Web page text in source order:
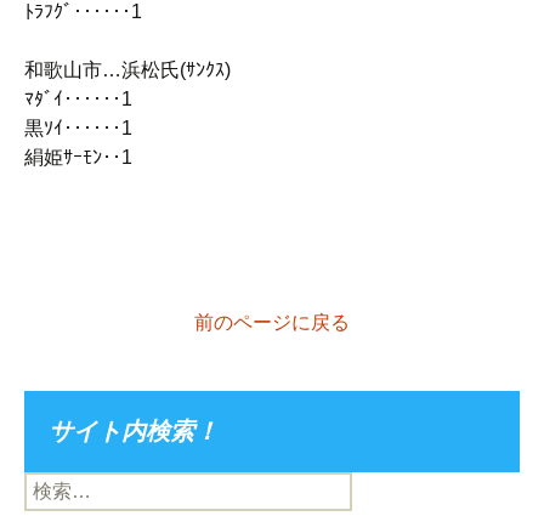
ﾄﾗﾌｸﾞ‥‥‥1
和歌山市…浜松氏(ｻﾝｸｽ)
ﾏﾀﾞｲ‥‥‥1
黒ｿｲ‥‥‥1
絹姫ｻｰﾓﾝ‥1
前のページに戻る
サイト内検索！
検